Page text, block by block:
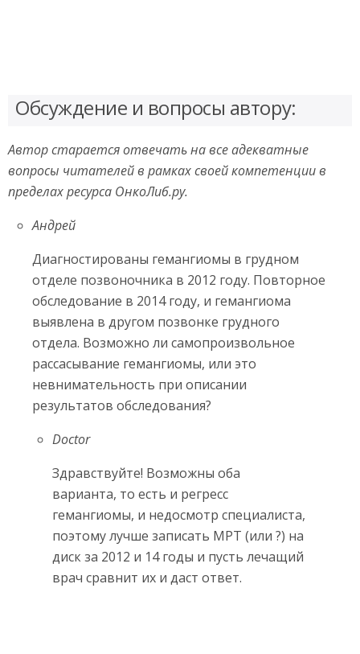
Обсуждение и вопросы автору:
Автор старается отвечать на все адекватные
вопросы читателей в рамках своей компетенции в
пределах ресурса ОнкоЛиб.ру.
Андрей
Диагностированы гемангиомы в грудном
отделе позвоночника в 2012 году. Повторное
обследование в 2014 году, и гемангиома
выявлена в другом позвонке грудного
отдела. Возможно ли самопроизвольное
рассасывание гемангиомы, или это
невнимательность при описании
результатов обследования?
Doctor
Здравствуйте! Возможны оба
варианта, то есть и регресс
гемангиомы, и недосмотр специалиста,
поэтому лучше записать МРТ (или ?) на
диск за 2012 и 14 годы и пусть лечащий
врач сравнит их и даст ответ.